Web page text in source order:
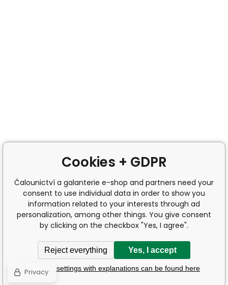
Cookies + GDPR
Čalounictví a galanterie e-shop and partners need your
consent to use individual data in order to show you
information related to your interests through ad
personalization, among other things. You give consent
by clicking on the checkbox "Yes, I agree".
Reject everything Yes, I accept
Detailed settings with explanations can be found here
Privacy